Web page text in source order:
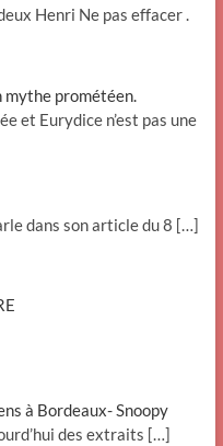
Henri Ne pas effacer .
mythe prométéen.
et Eurydice n’est pas une
dans son article du 8 […]
à Bordeaux- Snoopy
des extraits […]